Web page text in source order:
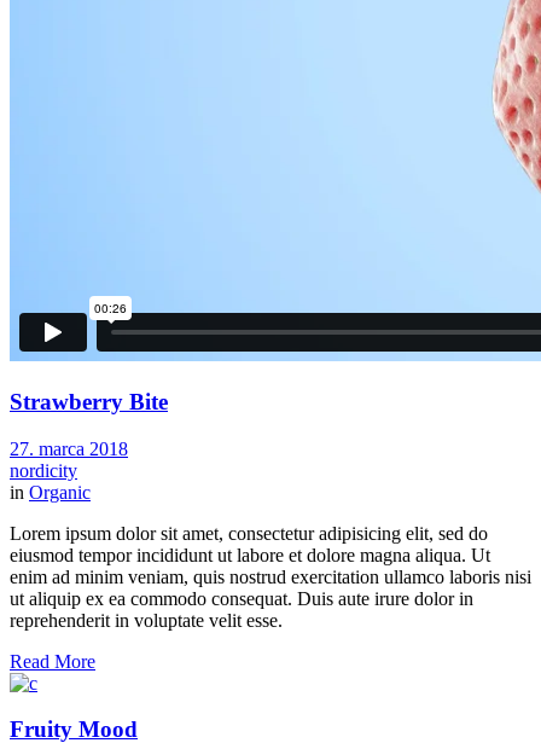
Strawberry Bite
27. marca 2018
nordicity
in Organic
Lorem ipsum dolor sit amet, consectetur adipisicing elit, sed do
eiusmod tempor incididunt ut labore et dolore magna aliqua. Ut
enim ad minim veniam, quis nostrud exercitation ullamco laboris nisi
ut aliquip ex ea commodo consequat. Duis aute irure dolor in
reprehenderit in voluptate velit esse.
Read More
Fruity Mood